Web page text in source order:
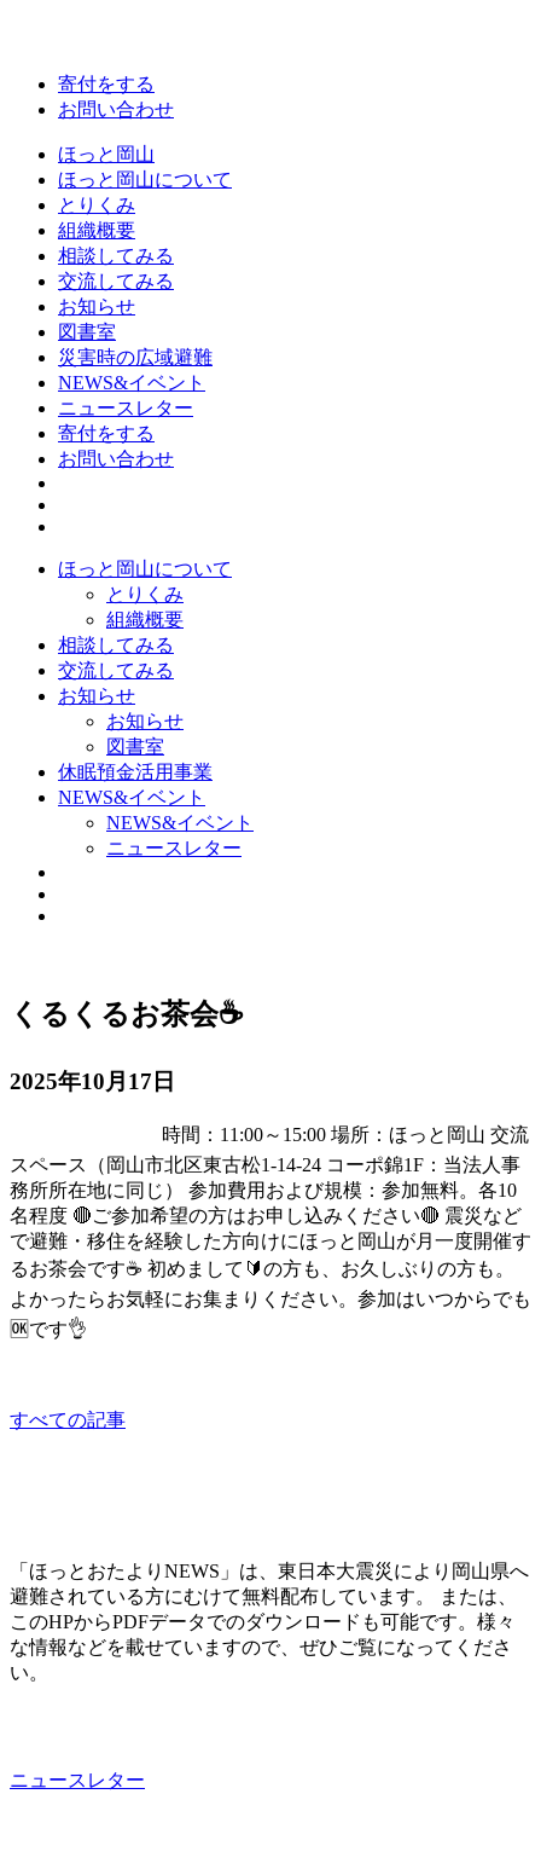
寄付をする
お問い合わせ
ほっと岡山
ほっと岡山について
とりくみ
組織概要
相談してみる
交流してみる
お知らせ
図書室
災害時の広域避難
NEWS&イベント
ニュースレター
寄付をする
お問い合わせ
ほっと岡山について
とりくみ
組織概要
相談してみる
交流してみる
お知らせ
お知らせ
図書室
休眠預金活用事業
NEWS&イベント
NEWS&イベント
ニュースレター
くるくるお茶会☕
2025年10月17日
時間：11:00～15:00 場所：ほっと岡山 交流
スペース（岡山市北区東古松1-14-24 コーポ錦1F：当法人事
務所所在地に同じ）
参加費用および規模：参加無料。各10
名程度 🔴ご参加希望の方はお申し込みください🔴 震災など
で避難・移住を経験した方向けにほっと岡山が月一度開催す
るお茶会です☕ 初めまして🔰の方も、お久しぶりの方も。
よかったらお気軽にお集まりください。参加はいつからでも
🆗です👌
すべての記事
「ほっとおたよりNEWS」は、東日本大震災により岡山県へ
避難されている方にむけて無料配布しています。 または、
このHPからPDFデータでのダウンロードも可能です。様々
な情報などを載せていますので、ぜひご覧になってくださ
い。
ニュースレター